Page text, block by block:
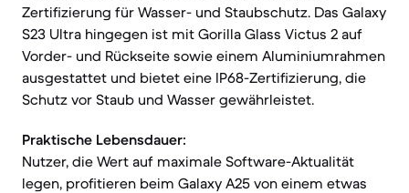
Zertifizierung für Wasser- und Staubschutz. Das Galaxy
S23 Ultra hingegen ist mit Gorilla Glass Victus 2 auf
Vorder- und Rückseite sowie einem Aluminiumrahmen
ausgestattet und bietet eine IP68-Zertifizierung, die
Schutz vor Staub und Wasser gewährleistet.
Praktische Lebensdauer:
Nutzer, die Wert auf maximale Software-Aktualität
legen, profitieren beim Galaxy A25 von einem etwas